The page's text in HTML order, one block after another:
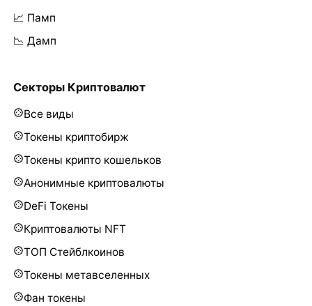
📈 Памп
📉 Дамп
Секторы Криптовалют
Все виды
Токены криптобирж
Токены крипто кошельков
Анонимные криптовалюты
DeFi Токены
Криптовалюты NFT
ТОП Стейблкоинов
Токены метавселенных
Фан токены